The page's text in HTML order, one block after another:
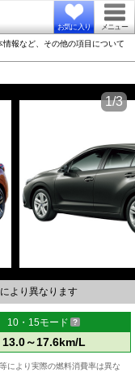
お気に入り メニュー
報など、その他の項目について
より異なります
1/3
10・15モード
13.0～17.6km/L
により実際の燃料消費率は異な